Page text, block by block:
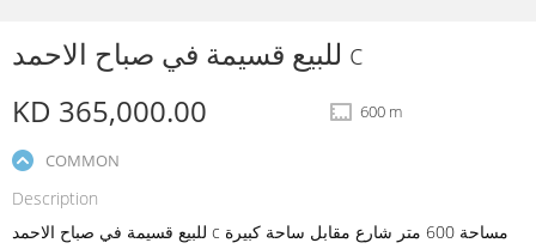
للبيع قسيمة في صباح الاحمد c
KD 365,000.00
600 m
COMMON
Description
للبيع قسيمة في صباح الاحمد c مساحة 600 متر شارع مقابل ساحة كبيرة